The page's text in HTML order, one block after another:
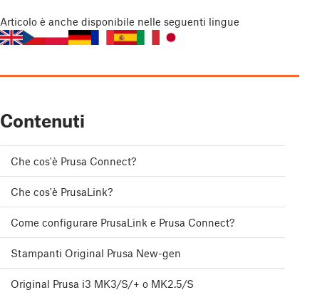
Articolo è anche disponibile nelle seguenti lingue
Contenuti
Che cos'è Prusa Connect?
Che cos'è PrusaLink?
Come configurare PrusaLink e Prusa Connect?
Stampanti Original Prusa New-gen
Original Prusa i3 MK3/S/+ o MK2.5/S